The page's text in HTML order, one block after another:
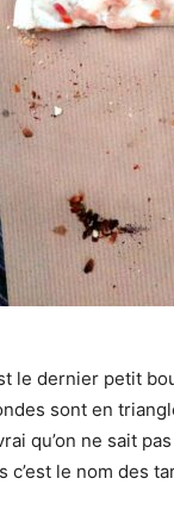
le dernier petit
sont en
qu’on ne sait
le nom des